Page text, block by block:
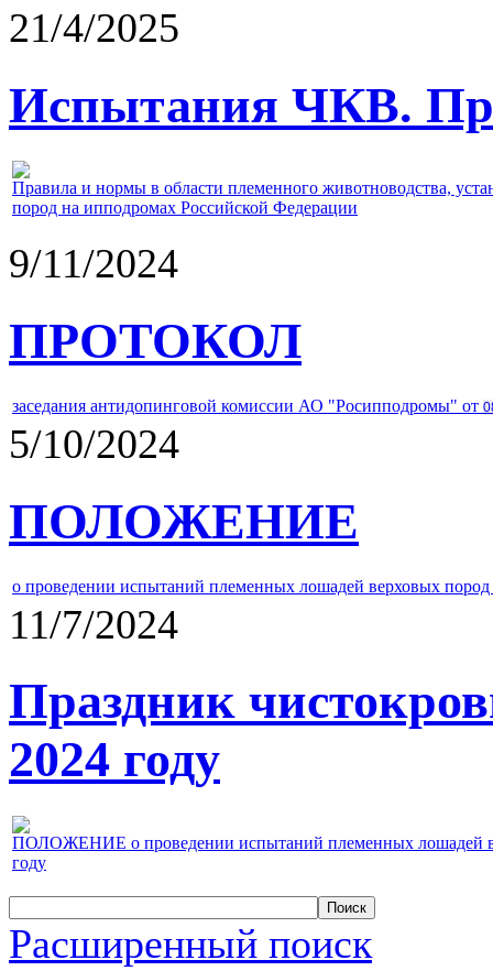
21/4/2025
Испытания ЧКВ.
Правила и нормы в области племенного животноводства,
пород на ипподромах Российской Федерации
9/11/2024
ПРОТОКОЛ
заседания антидопинговой комиссии АО "Росипподромы" от
5/10/2024
ПОЛОЖЕНИЕ
о проведении испытаний племенных лошадей верховых
11/7/2024
Праздник
2024 году
ПОЛОЖЕНИЕ о проведении испытаний племенных лошадей
году
Расширенный поиск